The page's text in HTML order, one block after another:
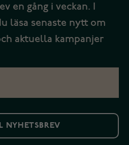
en gång i veckan. I
läsa senaste nytt om
aktuella kampanjer
NYHETSBREV